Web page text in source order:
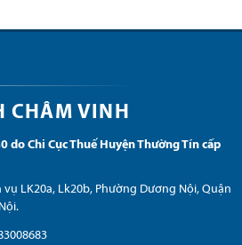
CHÂM VINH
do Chi Cục Thuế Huyện Thường Tín cấp
vụ LK20a, Lk20b, Phường Dương Nội, Quận